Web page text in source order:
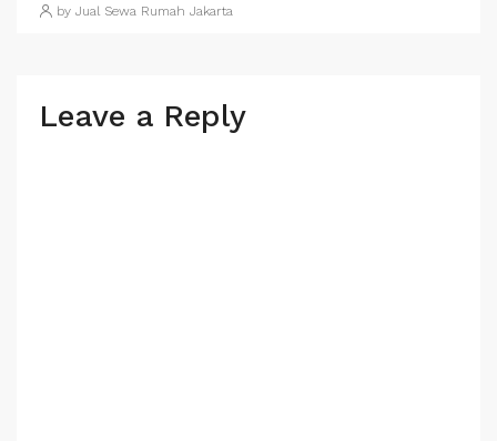
by Jual Sewa Rumah Jakarta
Leave a Reply